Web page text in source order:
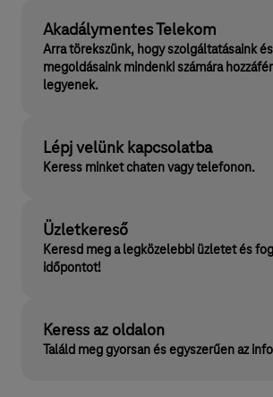
Akadálymentes Telekom
Arra törekszünk, hogy szolgáltatásaink és
megoldásaink mindenki számára
legyenek.
Lépj velünk kapcsolatba
Keress minket chaten vagy telefonon.
Üzletkereső
Keresd meg a legközelebbi üzletet és
időpontot!
Keress az oldalon
Találd meg gyorsan és egyszerűen az